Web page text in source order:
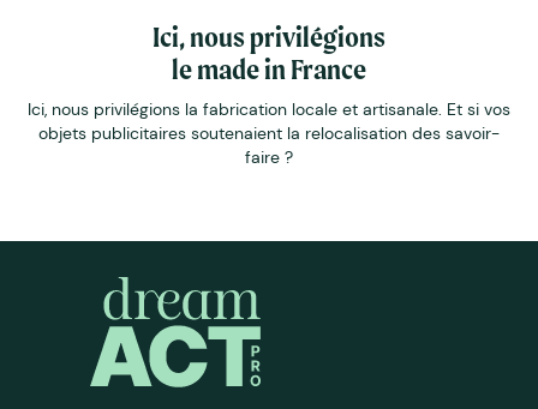
Ici, nous privilégions
le made in France
Ici, nous privilégions la fabrication locale et artisanale. Et si vos
objets publicitaires soutenaient la relocalisation des savoir-
faire ?